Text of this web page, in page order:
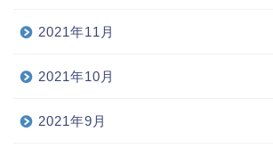
2021年11月
2021年10月
2021年9月